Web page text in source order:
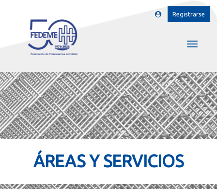
Registrarse
ÁREAS Y SERVICIOS